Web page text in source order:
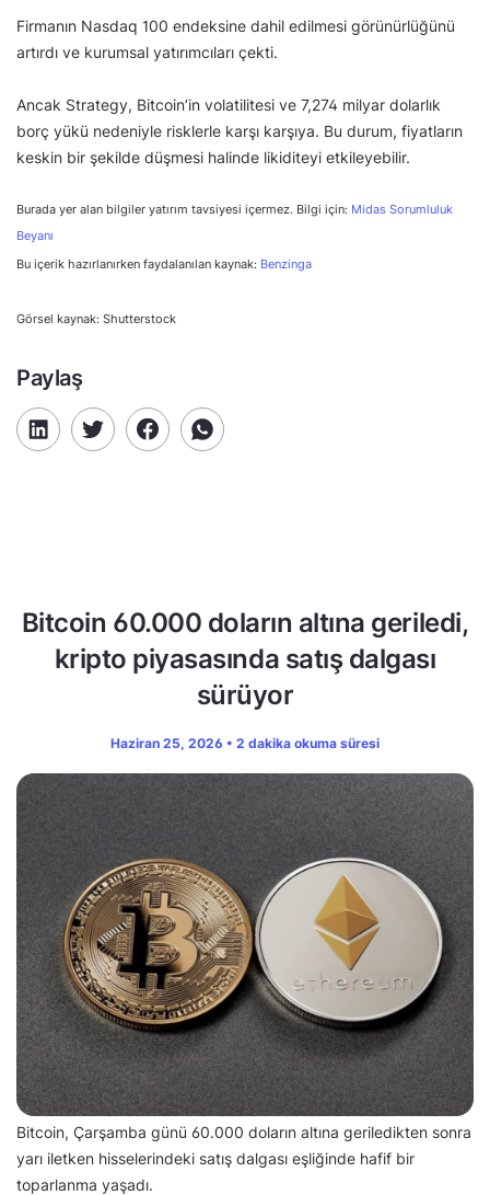
Firmanın Nasdaq 100 endeksine dahil edilmesi görünürlüğünü
artırdı ve kurumsal yatırımcıları çekti.
Ancak Strategy, Bitcoin’in volatilitesi ve 7,274 milyar dolarlık
borç yükü nedeniyle risklerle karşı karşıya. Bu durum, fiyatların
keskin bir şekilde düşmesi halinde likiditeyi etkileyebilir.
Burada yer alan bilgiler yatırım tavsiyesi içermez. Bilgi için: Midas Sorumluluk
Beyanı
Bu içerik hazırlanırken faydalanılan kaynak: Benzinga
Görsel kaynak: Shutterstock
Paylaş
Bitcoin 60.000 doların altına geriledi,
kripto piyasasında satış dalgası
sürüyor
Haziran 25, 2026 • 2 dakika okuma süresi
Bitcoin, Çarşamba günü 60.000 doların altına geriledikten sonra
yarı iletken hisselerindeki satış dalgası eşliğinde hafif bir
toparlanma yaşadı.